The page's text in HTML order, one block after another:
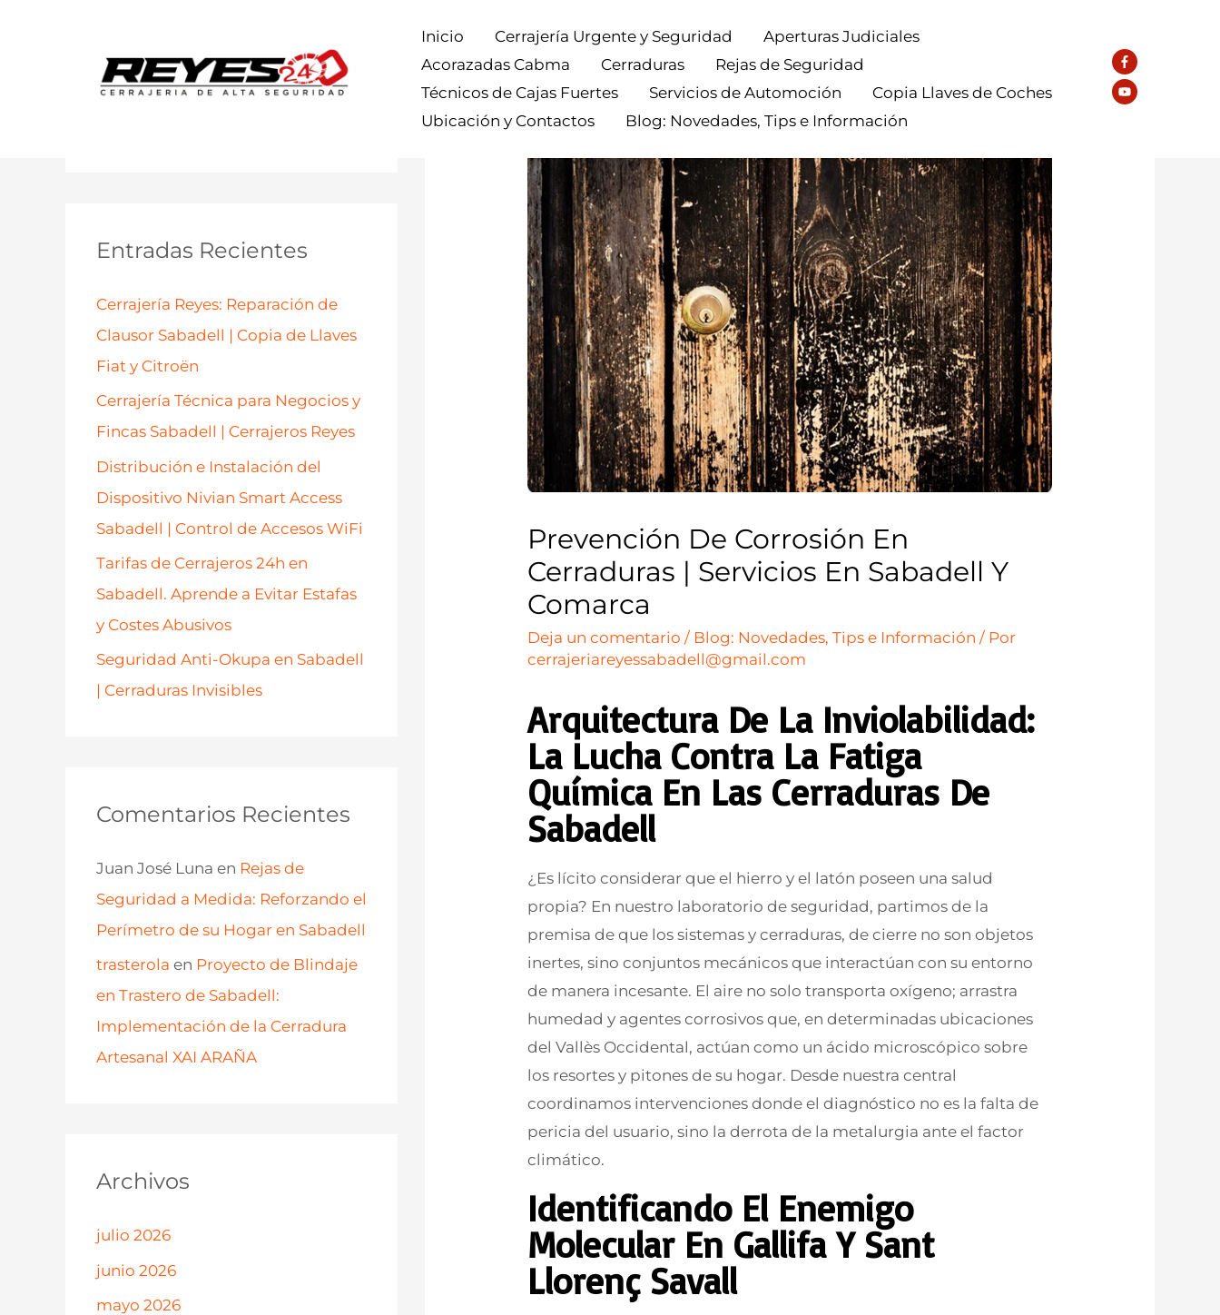
Inicio Cerrajería Urgente y Seguridad
Aperturas Judiciales
Acorazadas Cabma
Cerraduras
Rejas de Seguridad
Técnicos de Cajas Fuertes
Servicios de Automoción
Copia Llaves de Coches
Ubicación y Contactos
Blog: Novedades, Tips e Información
rEntradas Recientes
Cerrajería Reyes: Reparación de
Clausor Sabadell | Copia de Llaves
Fiat y Citroën
Cerrajería Técnica para Negocios y
Fincas Sabadell | Cerrajeros Reyes
Distribución e Instalación del
Dispositivo Nivian Smart Access
Sabadell | Control de Accesos WiFi
Tarifas de Cerrajeros 24h en
Sabadell. Aprende a Evitar Estafas
y Costes Abusivos
Seguridad Anti-Okupa en Sabadell
| Cerraduras Invisibles
Comentarios Recientes
Juan José Luna en Rejas de
Seguridad a Medida: Reforzando el
Perímetro de su Hogar en Sabadell
trasterola en Proyecto de Blindaje
en Trastero de Sabadell:
Implementación de la Cerradura
Artesanal XAI ARAÑA
Archivos
julio 2026
junio 2026
mayo 2026
Prevención De Corrosión En
Cerraduras | Servicios En Sabadell Y
Comarca
Deja un comentario / Blog: Novedades, Tips e Información / Por
cerrajeriareyessabadell@gmail.com
Arquitectura De La Inviolabilidad:
La Lucha Contra La Fatiga
Química En Las Cerraduras De
Sabadell
¿Es lícito considerar que el hierro y el latón poseen una salud
propia? En nuestro laboratorio de seguridad, partimos de la
premisa de que los sistemas y cerraduras, de cierre no son objetos
inertes, sino conjuntos mecánicos que interactúan con su entorno
de manera incesante. El aire no solo transporta oxígeno; arrastra
humedad y agentes corrosivos que, en determinadas ubicaciones
del Vallès Occidental, actúan como un ácido microscópico sobre
los resortes y pitones de su hogar. Desde nuestra central
coordinamos intervenciones donde el diagnóstico no es la falta de
pericia del usuario, sino la derrota de la metalurgia ante el factor
climático.
Identificando El Enemigo
Molecular En Gallifa Y Sant
Llorenç Savall